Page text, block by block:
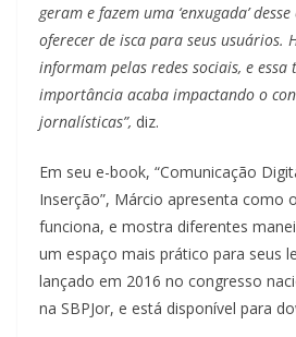
geram e fazem uma ‘enxugada’
oferecer de isca para seus usuários.
informam pelas redes sociais, e essa
importância acaba impactando o
jornalísticas”, diz.
Em seu e-book, “Comunicação
Inserção”, Márcio apresenta como
funciona, e mostra diferentes
um espaço mais prático para seus
lançado em 2016 no congresso
na SBPJor, e está disponível para